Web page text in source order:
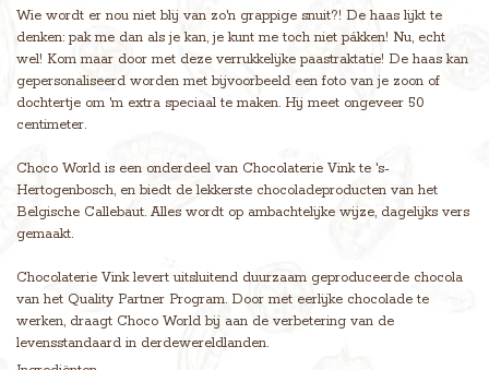
Wie wordt er nou niet blij van zo'n grappige snuit?! De haas lijkt te
denken: pak me dan als je kan, je kunt me toch niet pákken! Nu, echt
wel! Kom maar door met deze verrukkelijke paastraktatie! De haas kan
gepersonaliseerd worden met bijvoorbeeld een foto van je zoon of
dochtertje om 'm extra speciaal te maken. Hij meet ongeveer 50
centimeter.
Choco World is een onderdeel van Chocolaterie Vink te 's-
Hertogenbosch, en biedt de lekkerste chocoladeproducten van het
Belgische Callebaut. Alles wordt op ambachtelijke wijze, dagelijks vers
gemaakt.
Chocolaterie Vink levert uitsluitend duurzaam geproduceerde chocola
van het Quality Partner Program. Door met eerlijke chocolade te
werken, draagt Choco World bij aan de verbetering van de
levensstandaard in derdewereldlanden.